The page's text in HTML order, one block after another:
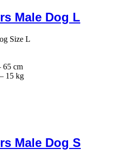
Male Dog L
Size L
65 cm
15 kg
Male Dog S